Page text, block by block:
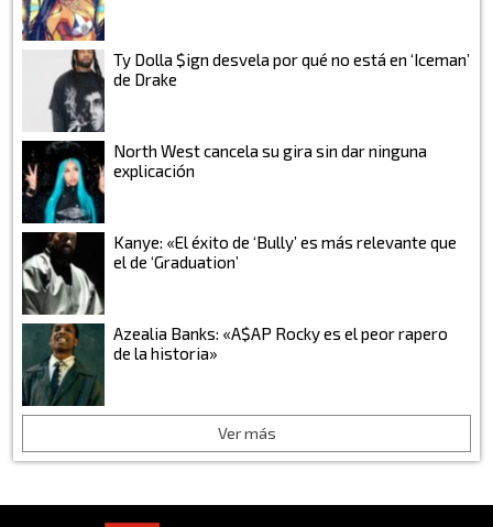
Ty Dolla $ign desvela por qué no está en ‘Iceman’
de Drake
North West cancela su gira sin dar ninguna
explicación
Kanye: «El éxito de ‘Bully’ es más relevante que
el de ‘Graduation’
Azealia Banks: «A$AP Rocky es el peor rapero
de la historia»
Ver más